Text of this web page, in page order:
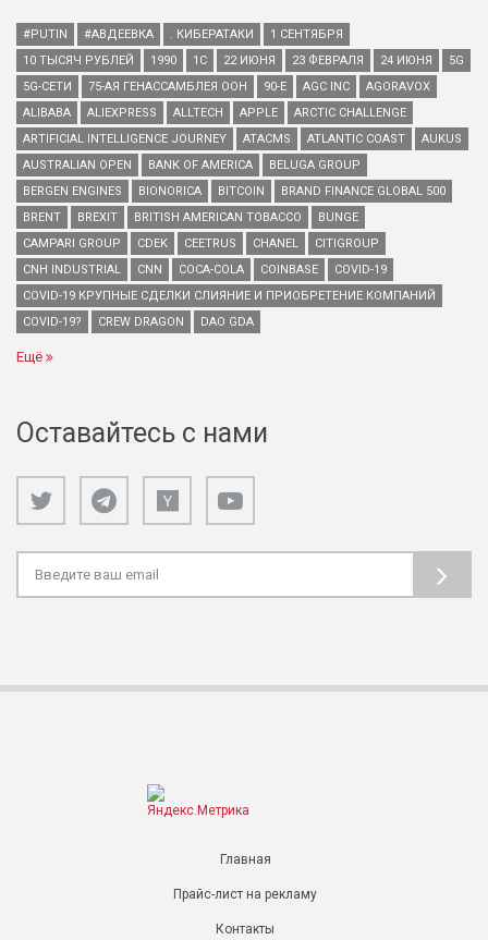
#PUTIN #АВДЕЕВКА . КИБЕРАТАКИ
1 СЕНТЯБРЯ
10 ТЫСЯЧ РУБЛЕЙ
1990 1С 22 ИЮНЯ 23 ФЕВРАЛЯ 24 ИЮНЯ
5G
5G-СЕТИ
75-АЯ ГЕНАССАМБЛЕЯ ООН 90-Е AGC INC
AGORAVOX
ALIBABA
ALIEXPRESS ALLTECH APPLE
ARCTIC CHALLENGE
ARTIFICIAL INTELLIGENCE JOURNEY
ATACMS ATLANTIC COAST
AUKUS
AUSTRALIAN OPEN
BANK OF AMERICA
BELUGA GROUP
BERGEN ENGINES
BIONORICA BITCOIN
BRAND FINANCE GLOBAL 500
BRENT
BREXIT BRITISH AMERICAN TOBACCO
BUNGE
CAMPARI GROUP
CDEK CEETRUS CHANEL
CITIGROUP
CNH INDUSTRIAL
CNN COCA-COLA COINBASE
COVID-19
COVID-19 КРУПНЫЕ СДЕЛКИ СЛИЯНИЕ И ПРИОБРЕТЕНИЕ КОМПАНИЙ
COVID-19?
CREW DRAGON DAO GDA
Ещё
Оставайтесь с нами
Главная
Прайс-лист на рекламу
Контакты